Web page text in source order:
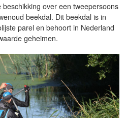
over een tweepersoons
beekdal. Dit beekdal is in
parel en behoort in Nederland
geheimen.